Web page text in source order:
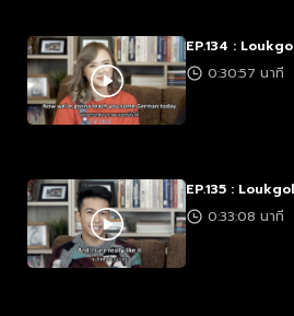
EP.134 :
0:30:57 นาที
EP.135 :
0:33:08 นาที